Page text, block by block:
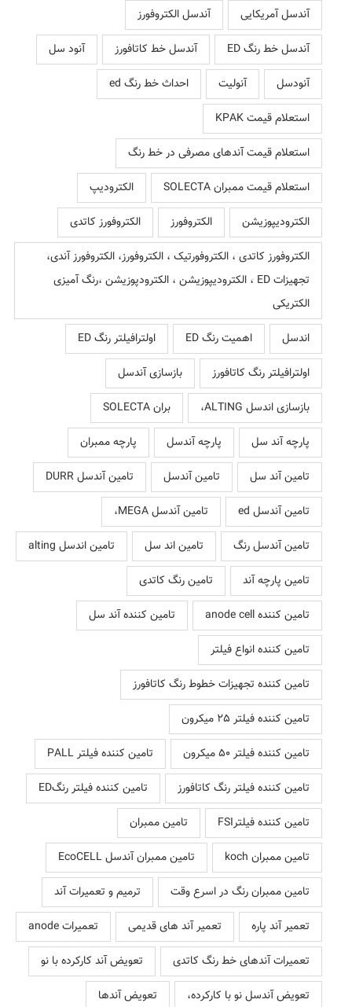
آندسل آمریکایی
آندسل الکتروفورز
آندسل خط رنگ ED
آندسل خط کاتافورز
آنود سل
آنودسل
آنولیت
احداث خط رنگ ed
استعلام قیمت KPAK
استعلام قیمت آندهای مصرفی در خط رنگ
استعلام قیمت ممبران SOLECTA
الکترودیپ
الکترودیپوزیشن
الکتروفورز
الکتروفورز کاتدی
الکتروفورز کاتدی ، الکتروفورتیک ، الکتروفورز، الکتروفورز آندی،
تجهیزات ED ، الکترودیپوزیشن ، الکترودپوزیشن ،رنگ آمیزی
الکتریکی
اندسل
اهمیت رنگ ED
اولترافیلتر رنگ ED
اولترافیلتر رنگ کاتافورز
بازسازی آندسل
بازسازی اندسل ALTING،
بران SOLECTA
پارچه آند سل
پارچه آندسل
پارچه ممبران
تامین آند سل
تامین آندسل
تامین آندسل DURR
تامین آندسل ed
تامین آندسل MEGA،
تامین آندسل رنگ
تامین اند سل
تامین اندسل alting
تامین پارچه آند
تامین رنگ کاتدی
تامین کننده anode cell
تامین کننده آند سل
تامین کننده انواع فیلتر
تامین کننده تجهیزات خطوط رنگ کاتافورز
تامین کننده فیلتر 25 میکرون
تامین کننده فیلتر 50 میکرون
تامین کننده فیلتر PALL
تامین کننده فیلتر رنگ کاتافورز
تامین کننده فیلتر رنگED
تامین کننده فیلترFSI
تامین ممبران
تامین ممبران koch
تامین ممبران آندسل EcoCELL
تامین ممبران رنگ در اسرع وقت
ترمیم و تعمیرات آند
تعمیر آند پاره
تعمیر آند های قدیمی
تعمیرات anode
تعمیرات آندهای خط رنگ کاتدی
تعویض آند کارکرده با نو
تعویض آندسل نو با کارکرده،
تعویض آندها